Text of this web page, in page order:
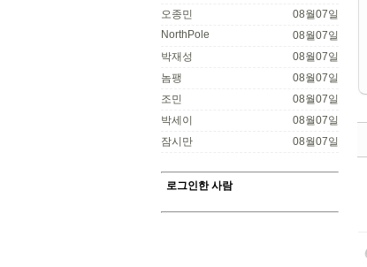
08월07일
오종민
08월07일
NorthPole
08월07일
박재성
08월07일
놈팽
08월07일
조민
08월07일
박세이
08월07일
잠시만
로그인한 사람